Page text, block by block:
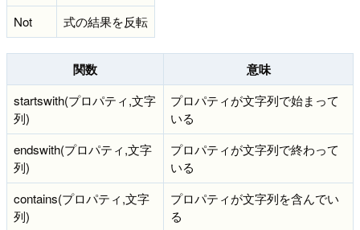
Not
式の結果を反転
関数 意味
startswith(プロパティ,文字
列)
プロパティが文字列で始まって
いる
endswith(プロパティ,文字
列)
プロパティが文字列で終わって
いる
contains(プロパティ,文字
列)
プロパティが文字列を含んでい
る